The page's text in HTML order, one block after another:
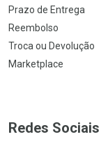
Prazo de Entrega
Reembolso
Troca ou Devolução
Marketplace
Redes Sociais